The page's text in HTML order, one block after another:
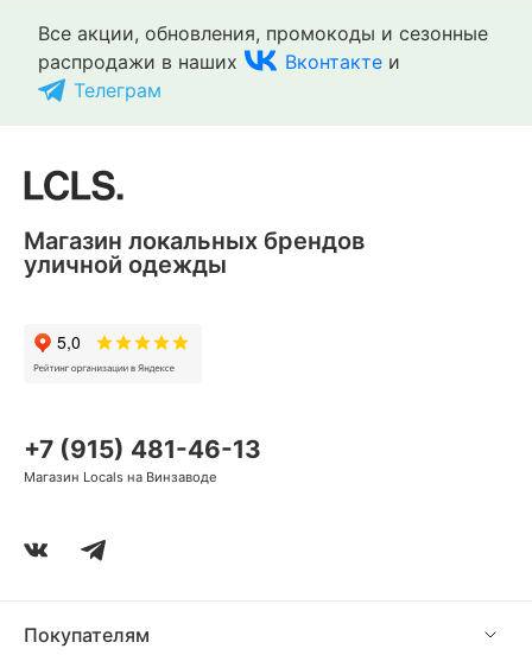
Все акции, обновления, промокоды и сезонные
распродажи в наших
Вконтакте и
Телеграм
Покупателям
+7 (915) 481-46-13
Магазин Locals на Винзаводе
Магазин локальных брендов
уличной одежды